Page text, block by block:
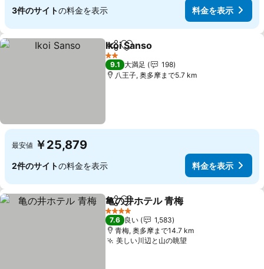
3件のサイトの料金を表示 料金を表示
シェアお気に入りに追加
Ikoi Sanso
2 ホテルのランク
9.1 大満足
198
八王子, 奥多摩まで5.7 km
最安値 ￥25,879
2件のサイトの料金を表示 料金を表示
シェアお気に入りに追加
亀の井ホテル 青梅
4 ホテルのランク
7.6 良い
1,583
青梅, 奥多摩まで14.7 km
美しい川辺と山の眺望料金を表示